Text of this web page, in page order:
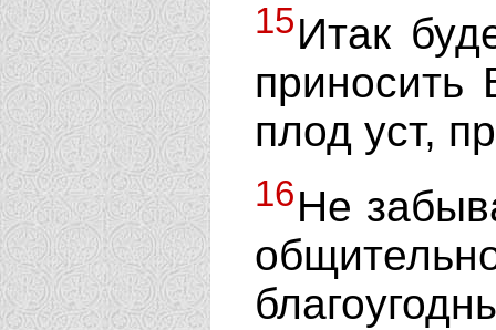
15Итак
приносить
плод уст,
16Не